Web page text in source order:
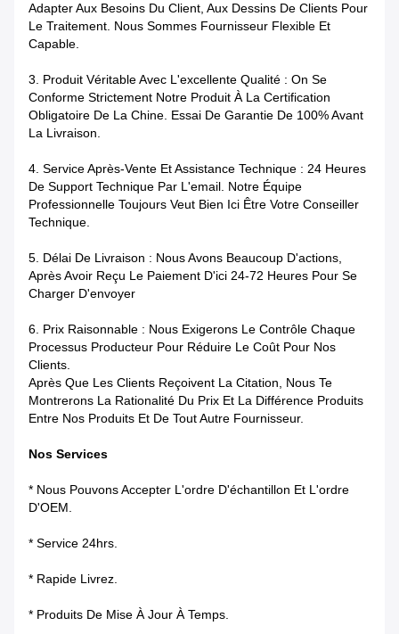
Adapter Aux Besoins Du Client, Aux Dessins De Clients Pour
Le Traitement. Nous Sommes Fournisseur Flexible Et
Capable.
3. Produit Véritable Avec L'excellente Qualité : On Se
Conforme Strictement Notre Produit À La Certification
Obligatoire De La Chine. Essai De Garantie De 100% Avant
La Livraison.
4. Service Après-Vente Et Assistance Technique : 24 Heures
De Support Technique Par L'email. Notre Équipe
Professionnelle Toujours Veut Bien Ici Être Votre Conseiller
Technique.
5. Délai De Livraison : Nous Avons Beaucoup D'actions,
Après Avoir Reçu Le Paiement D'ici 24-72 Heures Pour Se
Charger D'envoyer
6. Prix Raisonnable : Nous Exigerons Le Contrôle Chaque
Processus Producteur Pour Réduire Le Coût Pour Nos
Clients.
Après Que Les Clients Reçoivent La Citation, Nous Te
Montrerons La Rationalité Du Prix Et La Différence Produits
Entre Nos Produits Et De Tout Autre Fournisseur.
Nos Services
* Nous Pouvons Accepter L'ordre D'échantillon Et L'ordre
D'OEM.
* Service 24hrs.
* Rapide Livrez.
* Produits De Mise À Jour À Temps.